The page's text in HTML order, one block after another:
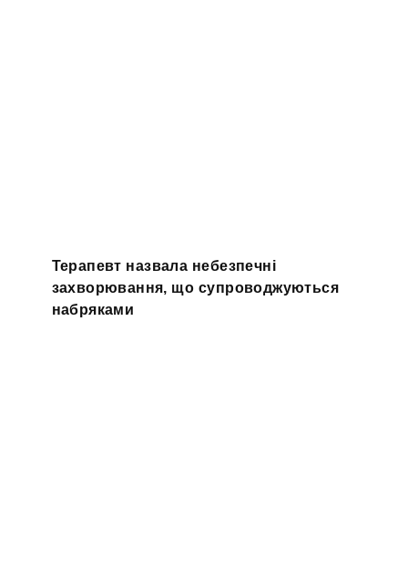
Терапевт назвала небезпечні
захворювання, що супроводжуються
набряками